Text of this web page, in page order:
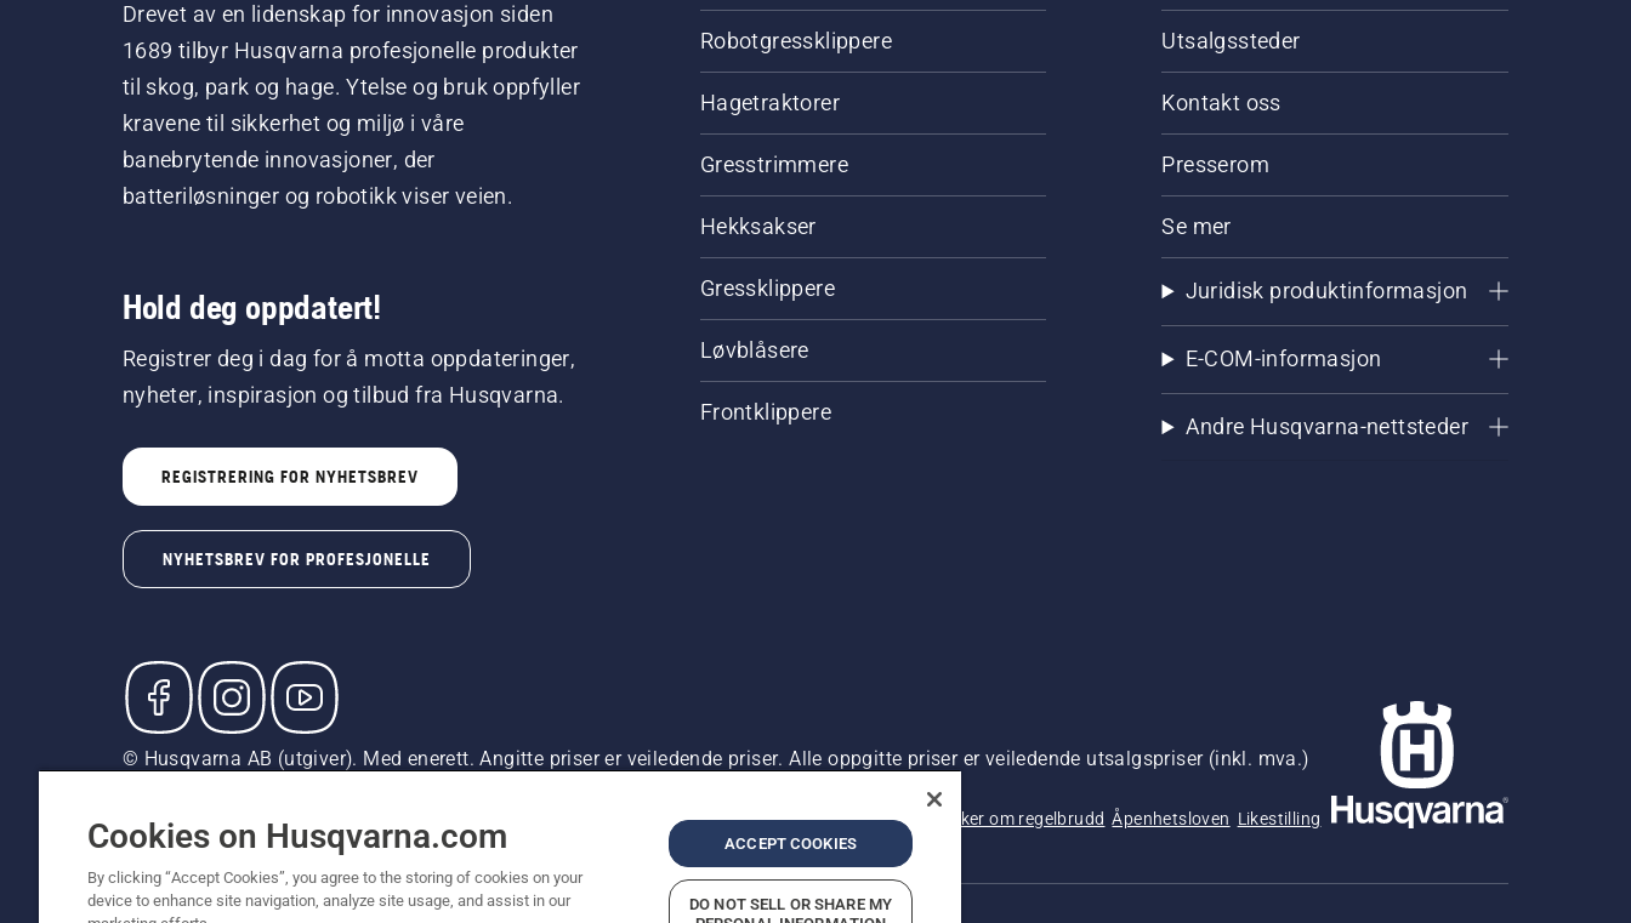
Drevet av en lidenskap for innovasjon siden
1689 tilbyr Husqvarna profesjonelle produkter
til skog, park og hage. Ytelse og bruk oppfyller
kravene til sikkerhet og miljø i våre
banebrytende innovasjoner, der
batteriløsninger og robotikk viser veien.
Hold deg oppdatert!
Registrer deg i dag for å motta oppdateringer,
nyheter, inspirasjon og tilbud fra Husqvarna.
REGISTRERING FOR NYHETSBREV
NYHETSBREV FOR PROFESJONELLE
Robotgressklippere
Hagetraktorer
Gresstrimmere
Hekksakser
Gressklippere
Løvblåsere
Frontklippere
Utsalgssteder
Kontakt oss
Presserom
Se mer
Juridisk produktinformasjon
E-COM-informasjon
Andre Husqvarna-nettsteder
© Husqvarna AB (utgiver). Med enerett. Angitte priser er veiledende priser. Alle oppgitte priser er veiledende utsalgspriser (inkl. mva.)
Erklæring om informasjonskapsler Personvernbetingelser Imprint Rapportering av mistanker om regelbrudd Åpenhetsloven Likestilling
Cookies on Husqvarna.com
By clicking “Accept Cookies”, you agree to the storing of cookies on your
device to enhance site navigation, analyze site usage, and assist in our
ACCEPT COOKIES
DO NOT SELL OR SHARE MY